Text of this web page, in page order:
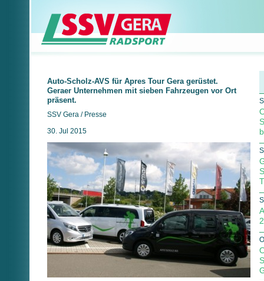
Auto-Scholz-AVS für Apres Tour Gera gerüstet.
Geraer Unternehmen mit sieben Fahrzeugen vor Ort
präsent.
SSV Gera / Presse
30. Jul 2015